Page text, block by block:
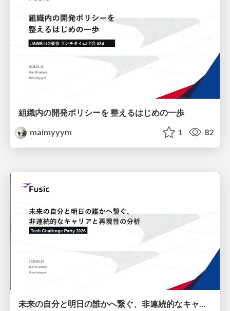
組織内の開発ポリシーを 整えるはじめの一歩
maimyyym
1 82
未来の自分と明日の誰かへ繋ぐ、非連続的なキャリアと再現性の分析